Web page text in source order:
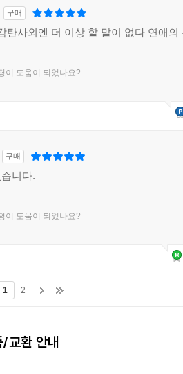
구매
탄사외엔 더 이상 할 말이 없다 연애의
이 도움이 되었나요?
구매
니다.
이 도움이 되었나요?
1 2
교환 안내